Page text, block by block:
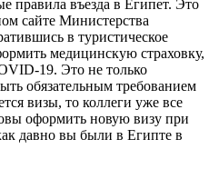
правила въезда в Египет. Это
сайте Министерства
в туристическое
медицинскую страховку,
19. Это не только
обязательным требованием
визы, то коллеги уже все
оформить новую визу при
давно вы были в Египте в